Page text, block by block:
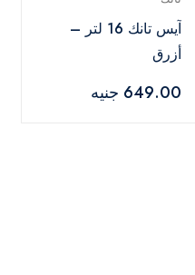
آيس تانك 16 لتر –
أزرق
649.00 جنيه